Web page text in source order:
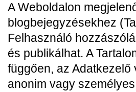
A Weboldalon
blogbejegyzésekhez
Felhasználó
és publikálhat. A
függően, az Adatkezelő
anonim vagy